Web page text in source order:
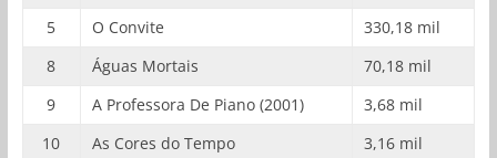
5 O Convite
330,18 mil
8
Águas Mortais
70,18 mil
9
A Professora De Piano (2001)
3,68 mil
10
As Cores do Tempo 3,16 mil